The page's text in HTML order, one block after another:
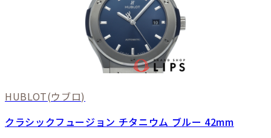
HUBLOT(ウブロ)
クラシックフュージョン チタニウム ブルー 42mm